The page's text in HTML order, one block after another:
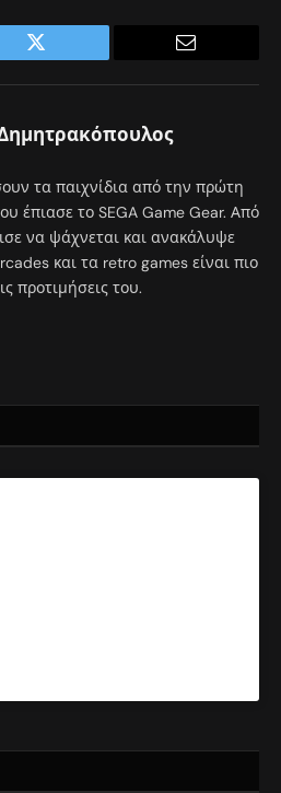
Twitter Email
τα παιχνίδια από την πρώτη
έπιασε το SEGA Game Gear. Από
να ψάχνεται και ανακάλυψε
και τα retro games είναι πιο
προτιμήσεις του.